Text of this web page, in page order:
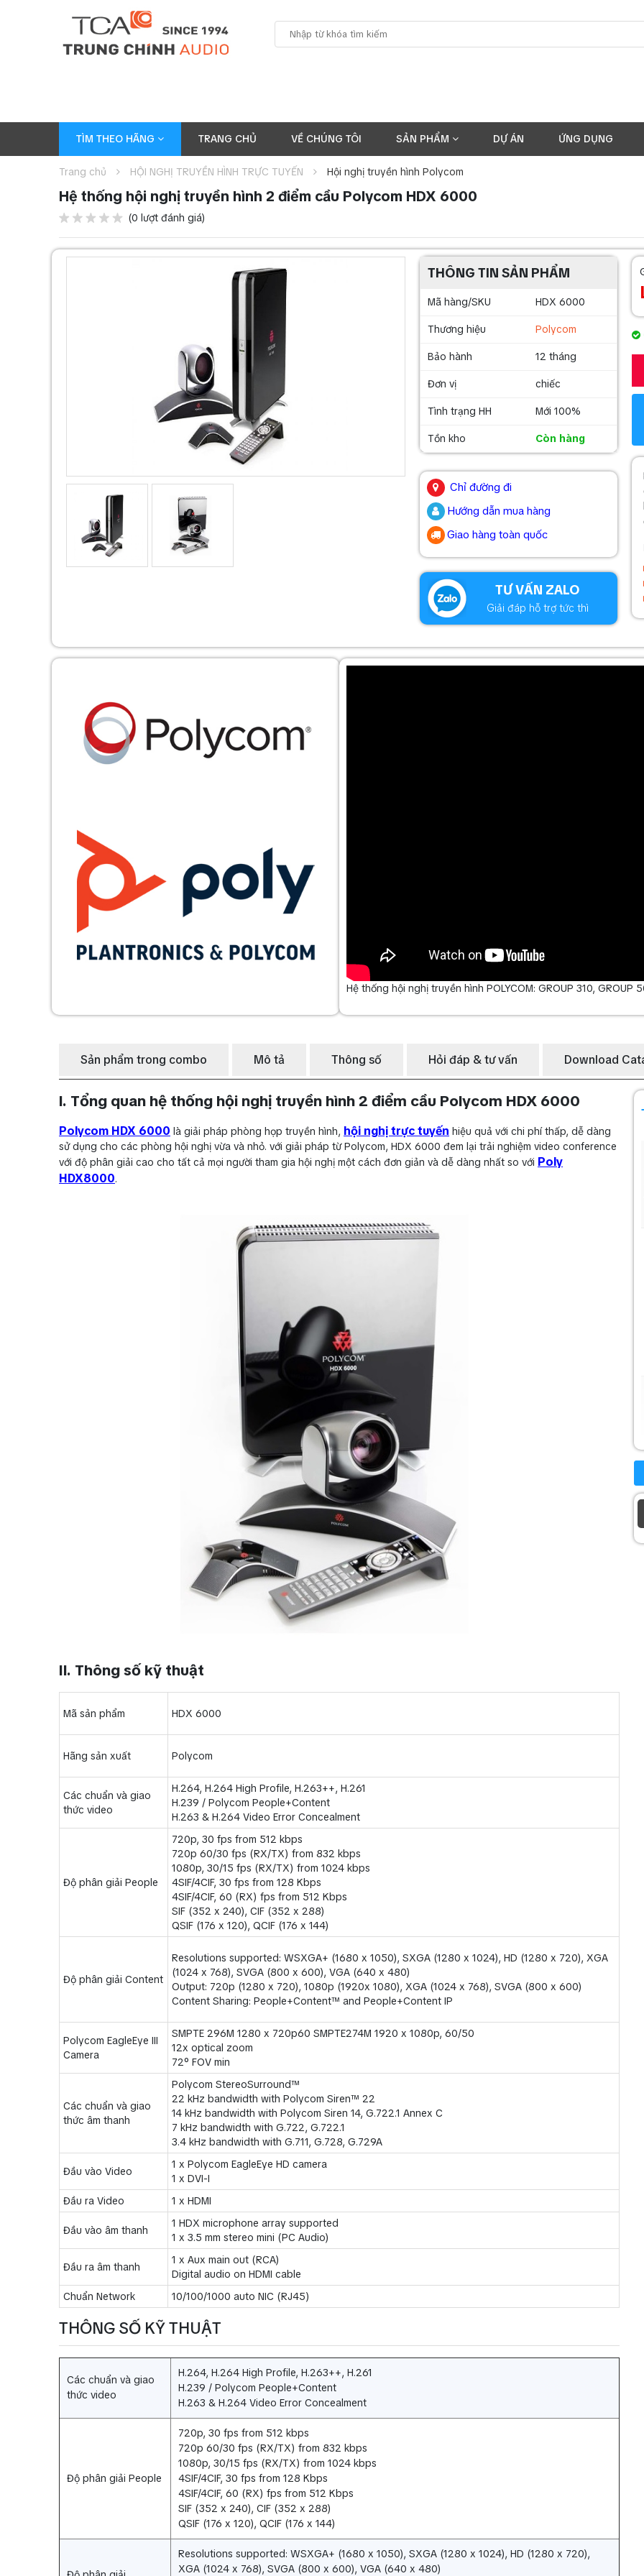
TÌM THEO HÃNG TRANG CHỦ VỀ CHÚNG TÔI SẢN PHẨM DỰ ÁN ỨNG DỤNG
Trang chủ HỘI NGHỊ TRUYỀN HÌNH TRỰC TUYẾN Hội nghị truyền hình Polycom
Hệ thống hội nghị truyền hình 2 điểm cầu Polycom HDX 6000
(0 lượt đánh giá)
THÔNG TIN SẢN PHẨM
Mã hàng/SKU HDX 6000
Thương hiệu Polycom
Bảo hành 12 tháng
Đơn vị chiếc
Tình trạng HH Mới 100%
Tồn kho
Còn hàng
Chỉ đường đi
Hướng dẫn mua hàng
Giao hàng toàn quốc
TƯ VẤN ZALO
Giải đáp hỗ trợ tức thì
Hệ thống hội nghị truyền hình POLYCOM: GROUP 310, GROUP
Sản phẩm trong combo Mô tả Thông số Hỏi đáp & tư vấn Download
I. Tổng quan hệ thống hội nghị truyền hình 2 điểm cầu Polycom HDX 6000
Polycom HDX 6000 là giải pháp phòng họp truyền hình, hội nghị trực tuyến hiệu quả với chi phí thấp, dễ dàng
sử dụng cho các phòng hội nghị vừa và nhỏ. với giải pháp từ Polycom, HDX 6000 đem lại trải nghiệm video conference
với độ phân giải cao cho tất cả mọi người tham gia hội nghị một cách đơn giản và dễ dàng nhất so với Poly
HDX8000.
II. Thông số kỹ thuật
Mã sản phẩm HDX 6000
Hãng sản xuất Polycom
Các chuẩn và giao
thức video
H.264, H.264 High Profile, H.263++, H.261
H.239 / Polycom People+Content
H.263 & H.264 Video Error Concealment
Độ phân giải People
720p, 30 fps from 512 kbps
720p 60/30 fps (RX/TX) from 832 kbps
1080p, 30/15 fps (RX/TX) from 1024 kbps
4SIF/4CIF, 30 fps from 128 Kbps
4SIF/4CIF, 60 (RX) fps from 512 Kbps
SIF (352 x 240), CIF (352 x 288)
QSIF (176 x 120), QCIF (176 x 144)
Độ phân giải Content
Resolutions supported: WSXGA+ (1680 x 1050), SXGA (1280 x 1024), HD (1280 x 720), XGA
(1024 x 768), SVGA (800 x 600), VGA (640 x 480)
Output: 720p (1280 x 720), 1080p (1920x 1080), XGA (1024 x 768), SVGA (800 x 600)
Content Sharing: People+Content™ and People+Content IP
Polycom EagleEye III
Camera
SMPTE 296M 1280 x 720p60 SMPTE274M 1920 x 1080p, 60/50
12x optical zoom
72° FOV min
Các chuẩn và giao
thức âm thanh
Polycom StereoSurround™
22 kHz bandwidth with Polycom Siren™ 22
14 kHz bandwidth with Polycom Siren 14, G.722.1 Annex C
7 kHz bandwidth with G.722, G.722.1
3.4 kHz bandwidth with G.711, G.728, G.729A
Đầu vào Video
1 x Polycom EagleEye HD camera
1 x DVI-I
Đầu ra Video
1 x HDMI
Đầu vào âm thanh
1 HDX microphone array supported
1 x 3.5 mm stereo mini (PC Audio)
Đầu ra âm thanh
1 x Aux main out (RCA)
Digital audio on HDMI cable
Chuẩn Network
10/100/1000 auto NIC (RJ45)
THÔNG SỐ KỸ THUẬT
Các chuẩn và giao
thức video
H.264, H.264 High Profile, H.263++, H.261
H.239 / Polycom People+Content
H.263 & H.264 Video Error Concealment
Độ phân giải People
720p, 30 fps from 512 kbps
720p 60/30 fps (RX/TX) from 832 kbps
1080p, 30/15 fps (RX/TX) from 1024 kbps
4SIF/4CIF, 30 fps from 128 Kbps
4SIF/4CIF, 60 (RX) fps from 512 Kbps
SIF (352 x 240), CIF (352 x 288)
QSIF (176 x 120), QCIF (176 x 144)
Resolutions supported: WSXGA+ (1680 x 1050), SXGA (1280 x 1024), HD (1280 x 720),
XGA (1024 x 768), SVGA (800 x 600), VGA (640 x 480)